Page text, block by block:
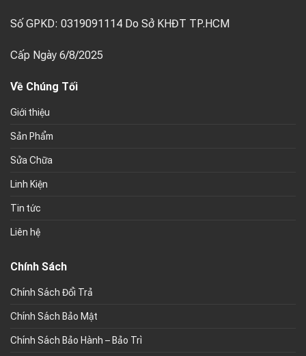
Số GPKD: 0319091114 Do Sở KHĐT TP.HCM
Cấp Ngày 6/8/2025
Về Chúng Tối
Giới thiệu
Sản Phẩm
Sửa Chữa
Linh Kiện
Tin tức
Liên hệ
Chính Sách
Chính Sách Đổi Trả
Chính Sách Bảo Mật
Chính Sách Bảo Hành – Bảo Trì